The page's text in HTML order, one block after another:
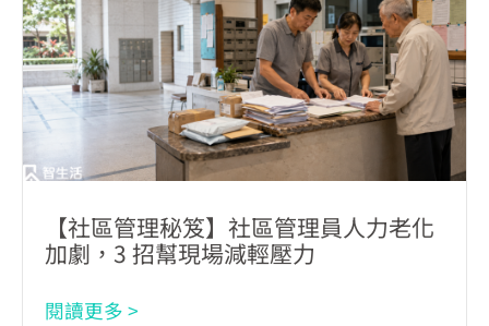
【社區管理秘笈】社區管理員人力老化
加劇，3 招幫現場減輕壓力
閱讀更多 >